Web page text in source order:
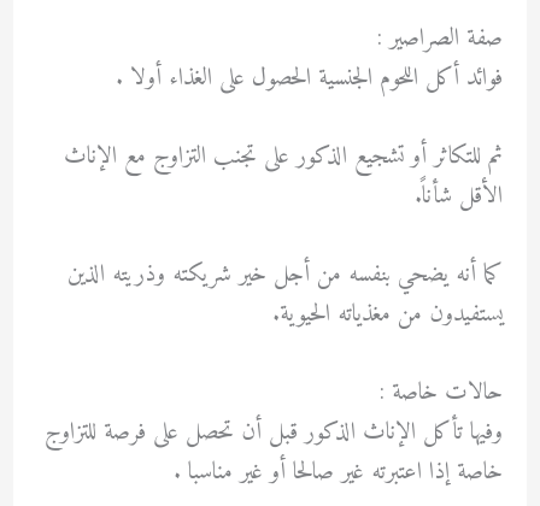
صفة الصراصير :
فوائد أكل اللحوم الجنسية الحصول على الغذاء أولا .
ثم للتكاثر أو تشجيع الذكور على تجنب التزاوج مع الإناث
الأقل شأناً.
كما أنه يضحي بنفسه من أجل خير شريكته وذريته الذين
يستفيدون من مغذياته الحيوية.
حالات خاصة :
وفيها تأكل الإناث الذكور قبل أن تحصل على فرصة للتزاوج
خاصة إذا اعتبرته غير صالحا أو غير مناسبا .